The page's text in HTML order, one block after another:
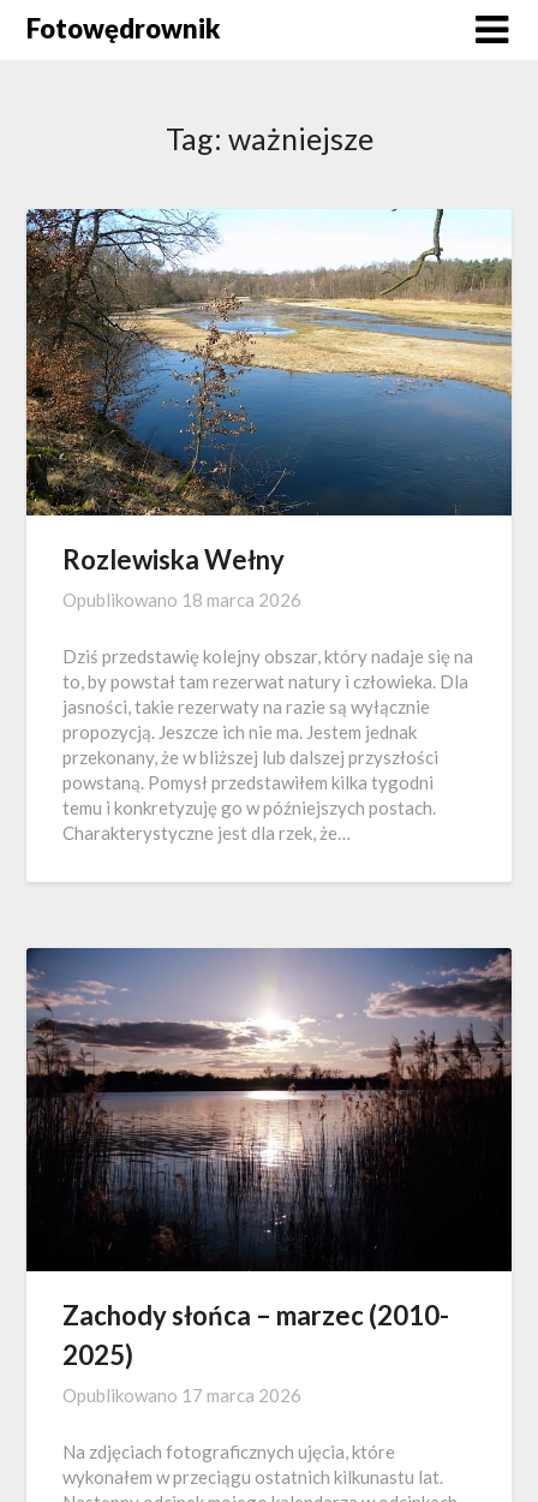
SkipFotowędrownik
Tag: ważniejsze
Rozlewiska Wełny
Opublikowano 18 marca 2026
Dziś przedstawię kolejny obszar, który nadaje się na
to, by powstał tam rezerwat natury i człowieka. Dla
jasności, takie rezerwaty na razie są wyłącznie
propozycją. Jeszcze ich nie ma. Jestem jednak
przekonany, że w bliższej lub dalszej przyszłości
powstaną. Pomysł przedstawiłem kilka tygodni
temu i konkretyzuję go w późniejszych postach.
Charakterystyczne jest dla rzek, że…
Zachody słońca – marzec (2010-
2025)
Opublikowano 17 marca 2026
Na zdjęciach fotograficznych ujęcia, które
wykonałem w przeciągu ostatnich kilkunastu lat.